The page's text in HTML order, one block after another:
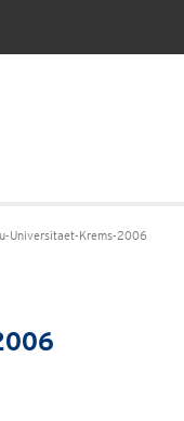
Universitaet-Krems-2006